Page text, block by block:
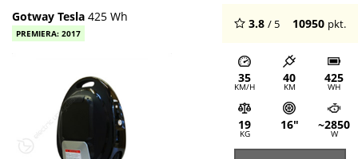
Gotway Tesla 425 Wh
PREMIERA: 2017
3.8 / 5 10950 pkt.
35
KM/H
40
KM
425
WH
19
KG
16" ~2850
W